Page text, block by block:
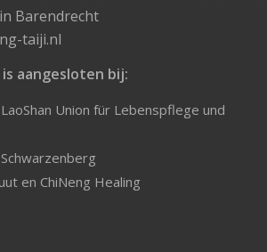
Barendrecht
taiji.nl
aangesloten bij:
Union für Lebenspflege und
en ChiNeng Healing